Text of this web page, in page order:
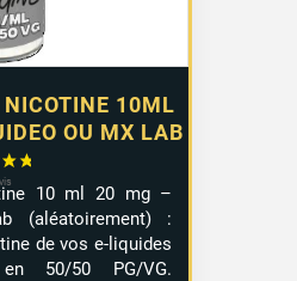
NICOTINE 10ML
OU MX LAB
10 ml 20 mg –
(aléatoirement) :
de vos e-liquides
50/50 PG/VG.